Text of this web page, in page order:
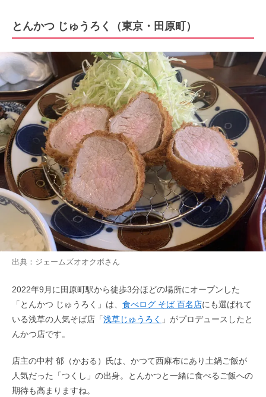
とんかつ じゅうろく（東京・田原町）
出典： ジェームズオオクボさん
2022年9月に田原町駅から徒歩3分ほどの場所にオープンした
「とんかつ じゅうろく」は、 食べログ そば 百名店にも選ばれて
いる浅草の人気そば店「浅草じゅうろく
」がプロデュースしたと
んかつ店です。
店主の中村 郁（かおる）氏は、かつて西麻布にあり土鍋ご飯が
人気だった「つくし」の出身。とんかつと一緒に食べるご飯への
期待も高まりますね。